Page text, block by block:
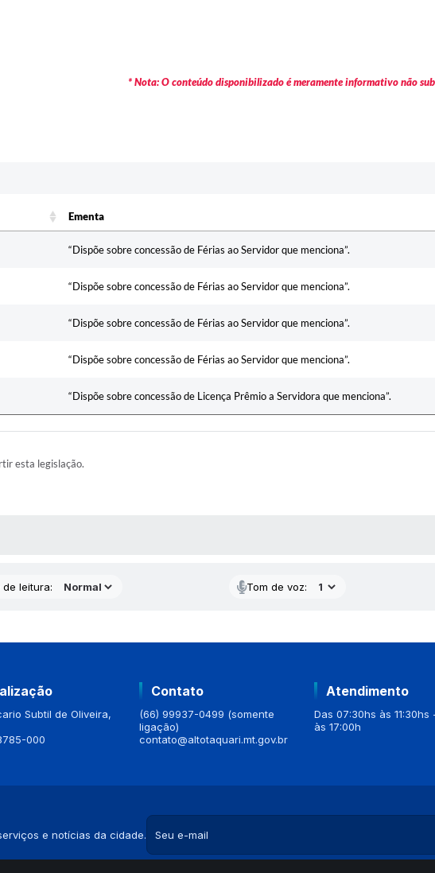
* Nota: O conteúdo disponibilizado é meramente informativo não
Ementa
“Dispõe sobre concessão de Férias ao Servidor que menciona”.
“Dispõe sobre concessão de Férias ao Servidor que menciona”.
“Dispõe sobre concessão de Férias ao Servidor que menciona”.
“Dispõe sobre concessão de Férias ao Servidor que menciona”.
“Dispõe sobre concessão de Licença Prêmio a Servidora que menciona”.
esta legislação.
leitura: Tom de voz:
Subtil de Oliveira,
000
Contato
(66) 99937-0499 (somente
ligação)
contato@altotaquari.mt.gov.br
Atendimento
Das 07:30hs às 11:30hs
às 17:00h
e notícias da cidade.